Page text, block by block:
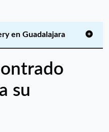
en Guadalajara
su